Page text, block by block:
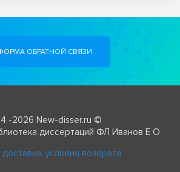
ОБРАТНОЙ СВЯЗИ
-2026 New-disser.ru ©
диссертаций ФЛ Иванов Е О
условия возврата